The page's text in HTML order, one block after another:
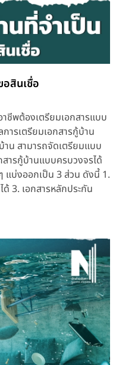
อสินเชื่อ
าชีพต้องเตรียมเอกสารแบบ
ารเตรียมเอกสารกู้บ้าน
าน สามารถจัดเตรียมแบบ
ารกู้บ้านแบบครบวงจรได้
แบ่งออกเป็น 3 ส่วน ดังนี้ 1.
3. เอกสารหลักประกัน